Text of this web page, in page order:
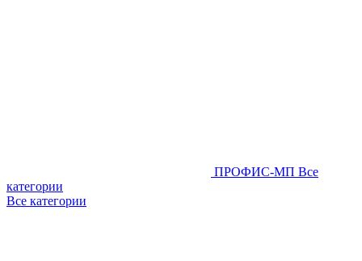
ПРОФИС-МП Все
категории
Все категории